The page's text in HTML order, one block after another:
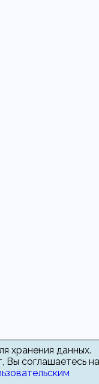
хранения данных.
Вы соглашаетесь на